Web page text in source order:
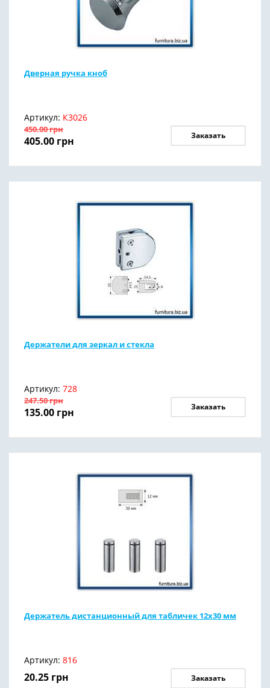
Дверная ручка кноб
Артикул: К3026
450.00грн
405.00 грн Заказать
Держатели для зеркал и стекла
Артикул: 728
247.50грн
135.00 грн Заказать
Держатель дистанционный для табличек 12х30 мм
Артикул: 816
20.25 грн Заказать